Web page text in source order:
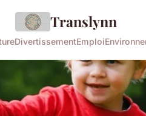
Translynn
DivertissementEmploi